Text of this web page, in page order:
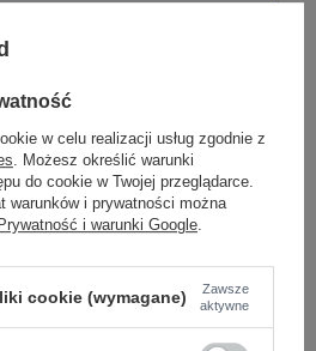
hurtowo online
damska z plikiem XML/CSV.
stanów co godzinę.
w dropshippingu
z wysyłką na etykiecie Twojego
UE. Zero magazynu, zero
w celu realizacji usług zgodnie z
. Możesz określić warunki
do cookie w Twojej przeglądarce.
warunków i prywatności można
Prywatność i warunki Google.
cookie (wymagane)
Zawsze
aktywne